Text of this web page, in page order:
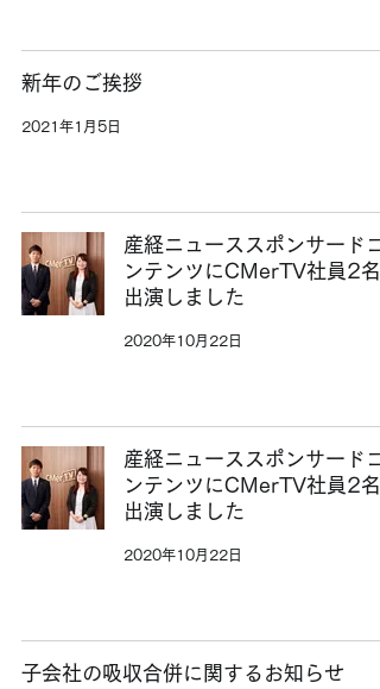
新年のご挨拶
2021年1月5日
産経ニューススポンサードコ
ンテンツにCMerTV社員2名
出演しました
2020年10月22日
産経ニューススポンサードコ
ンテンツにCMerTV社員2名
出演しました
2020年10月22日
子会社の吸収合併に関するお知らせ